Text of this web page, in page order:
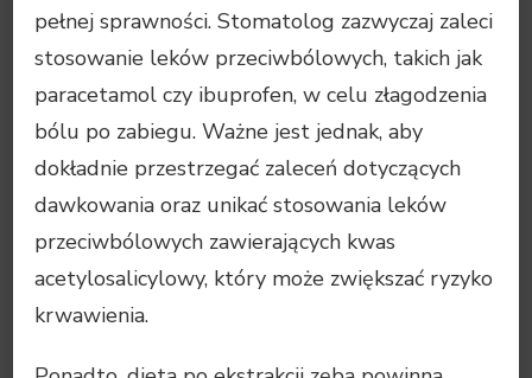
pełnej sprawności. Stomatolog zazwyczaj zaleci
stosowanie leków przeciwbólowych, takich jak
paracetamol czy ibuprofen, w celu złagodzenia
bólu po zabiegu. Ważne jest jednak, aby
dokładnie przestrzegać zaleceń dotyczących
dawkowania oraz unikać stosowania leków
przeciwbólowych zawierających kwas
acetylosalicylowy, który może zwiększać ryzyko
krwawienia.